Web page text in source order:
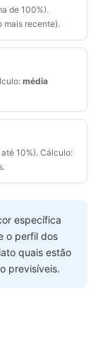
de 100%).
mais recente).
média
10%). Cálculo:
específica
o perfil dos
quais estão
previsíveis.